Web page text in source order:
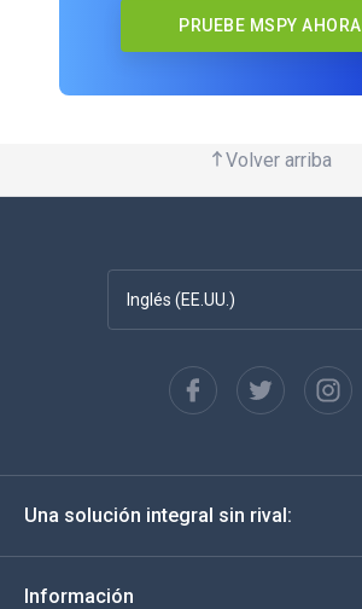
PRUEBE MSPY AHORA
Volver arriba
Inglés (EE.UU.)
English
Deutsch
Italiano
Una solución integral sin rival:
Información